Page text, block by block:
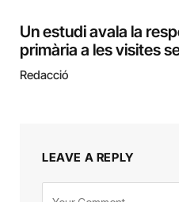
Un estudi avala la
primària a les visites
Redacció
LEAVE A REPLY